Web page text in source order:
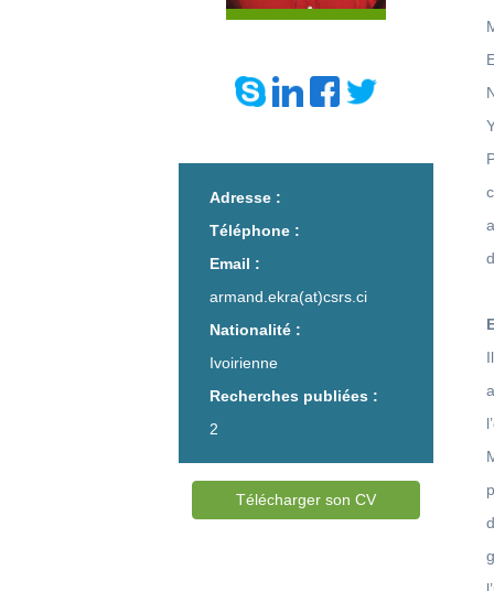
Adresse :
Téléphone :
Email :
armand.ekra(at)csrs.ci
Nationalité :
Ivoirienne
Recherches publiées :
2
Télécharger son CV